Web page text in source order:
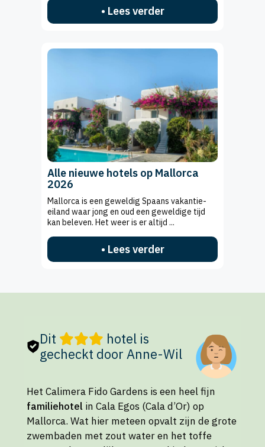
• Lees verder
Alle nieuwe hotels op Mallorca
2026
Mallorca is een geweldig Spaans vakantie-
eiland waar jong en oud een geweldige tijd
kan beleven. Het weer is er altijd ...
• Lees verder
Dit
hotel is
gecheckt door Anne-Wil
Het Calimera Fido Gardens is een heel fijn
familiehotel in Cala Egos (Cala d’Or) op
Mallorca. Wat hier meteen opvalt zijn de grote
zwembaden met zout water en het toffe